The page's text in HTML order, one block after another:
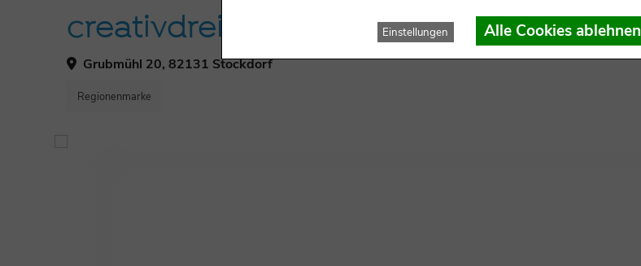
creativdrei Werbeagentur GmbH
Grubmühl 20, 82131 Stockdorf
Regionenmarke
Einstellungen Alle Cookies ablehnen